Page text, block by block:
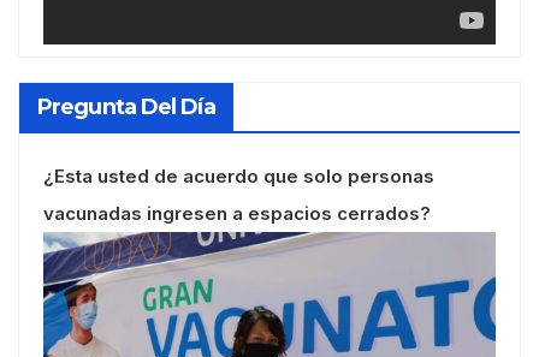
Pregunta Del Día
¿Esta usted de acuerdo que solo personas
vacunadas ingresen a espacios cerrados?